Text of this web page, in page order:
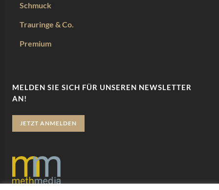
Schmuck
Trauringe & Co.
Premium
MELDEN SIE SICH FÜR UNSEREN NEWSLETTER
AN!
JETZT ANMELDEN